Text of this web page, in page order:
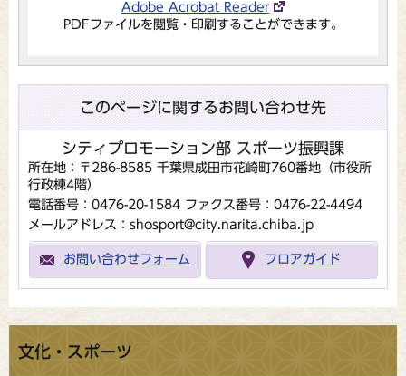
Adobe Acrobat Reader
PDFファイルを閲覧・印刷することができます。
このページに関するお問い合わせ先
シティプロモーション部 スポーツ振興課
所在地：〒286-8585 千葉県成田市花崎町760番地（市役所
行政棟4階）
電話番号：0476-20-1584 ファクス番号：0476-22-4494
メールアドレス：shosport@city.narita.chiba.jp
お問い合わせフォーム フロアガイド
文化・スポーツ